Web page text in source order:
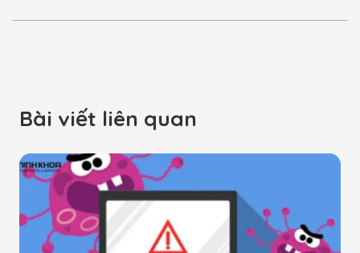
Bài viết liên quan